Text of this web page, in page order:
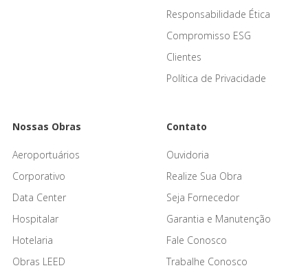
Responsabilidade Ética
Compromisso ESG
Clientes
Política de Privacidade
Nossas Obras
Aeroportuários
Corporativo
Data Center
Hospitalar
Hotelaria
Obras LEED
Contato
Ouvidoria
Realize Sua Obra
Seja Fornecedor
Garantia e Manutenção
Fale Conosco
Trabalhe Conosco